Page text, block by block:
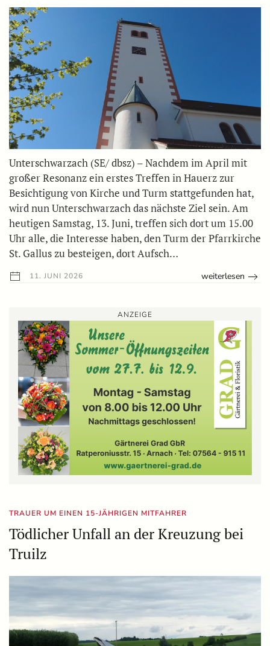
Unterschwarzach (SE/ dbsz) – Nachdem im April mit
großer Resonanz ein erstes Treffen in Hauerz zur
Besichtigung von Kirche und Turm stattgefunden hat,
wird nun Unterschwarzach das nächste Ziel sein. Am
heutigen Samstag, 13. Juni, treffen sich dort um 15.00
Uhr alle, die Interesse haben, den Turm der Pfarrkirche
St. Gallus zu besteigen, dort Aufsch…
11. JUNI 2026 weiterlesen
ANZEIGE
TRAUER UM EINEN 15-JÄHRIGEN MITFAHRER
Tödlicher Unfall an der Kreuzung bei
Truilz